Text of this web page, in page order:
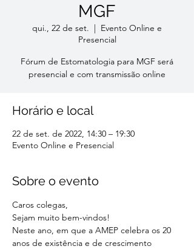
MGF
qui., 22 de set.
  |
Evento Online e
Presencial
Fórum de Estomatologia para MGF será
presencial e com transmissão online
Horário e local
22 de set. de 2022, 14:30 – 19:30
Evento Online e Presencial
Sobre o evento
Caros colegas,
Sejam muito bem-vindos!
Neste ano, em que a AMEP celebra os 20
anos de existência e de crescimento